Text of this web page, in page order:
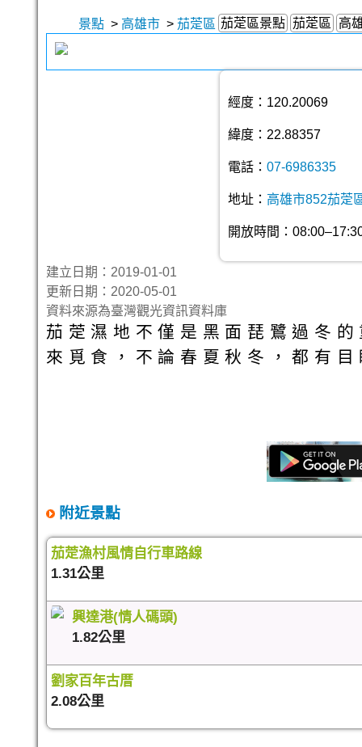
景點 > 高雄市 > 茄萣區 茄萣區景點 茄萣區 高
經度：120.20069
緯度：22.88357
電話： 07-6986335
地址： 高雄市852茄萣
開放時間：
建立日期：2019-01-01
更新日期：2020-05-01
資料來源為臺灣觀光資訊資料庫
茄萣濕地不僅是黑面琵鷺過冬
來覓食，不論春夏秋冬，都有
附近景點
茄萣漁村風情自行車路線
1.31公里
興達港(情人碼頭)
1.82公里
劉家百年古厝
2.08公里